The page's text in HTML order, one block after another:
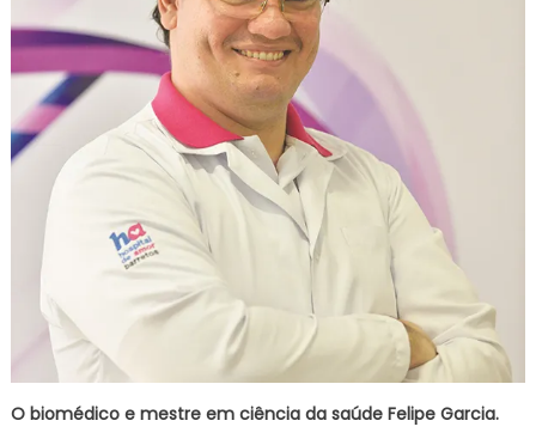
O biomédico e mestre em ciência da saúde Felipe Garcia.